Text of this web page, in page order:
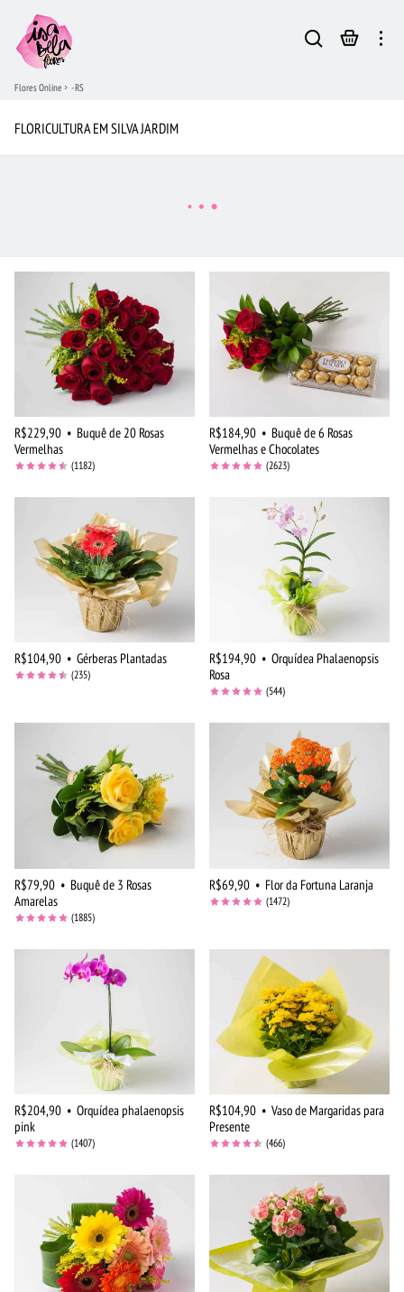
Flores Online - RS
FLORICULTURA EM SILVA JARDIM
R$229,90 • Buquê de 20 Rosas
Vermelhas
(1182)
R$184,90 • Buquê de 6 Rosas
Vermelhas e Chocolates
(2623)
R$104,90 • Gérberas Plantadas
(235)
R$194,90 • Orquídea Phalaenopsis
Rosa
(544)
R$79,90 • Buquê de 3 Rosas
Amarelas
(1885)
R$69,90 • Flor da Fortuna Laranja
(1472)
R$204,90 • Orquídea phalaenopsis
pink
(1407)
R$104,90 • Vaso de Margaridas para
Presente
(466)